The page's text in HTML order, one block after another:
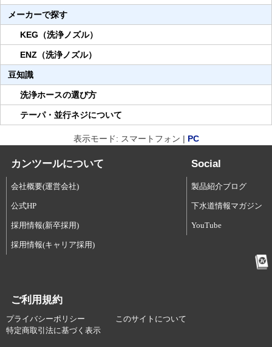
メーカーで探す
KEG（洗浄ノズル）
ENZ（洗浄ノズル）
豆知識
洗浄ホースの選び方
テーパ・並行ネジについて
表示モード: スマートフォン | PC
カンツールについて
会社概要(運営会社)
公式HP
採用情報(新卒採用)
採用情報(キャリア採用)
Social
製品紹介ブログ
下水道情報マガジン
YouTube
ご利用規約
プライバシーポリシー
このサイトについて
特定商取引法に基づく表示